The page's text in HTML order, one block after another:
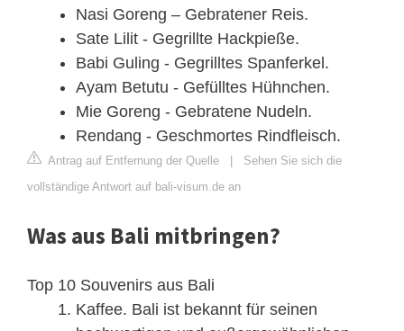
Nasi Goreng – Gebratener Reis.
Sate Lilit - Gegrillte Hackpieße.
Babi Guling - Gegrilltes Spanferkel.
Ayam Betutu - Gefülltes Hühnchen.
Mie Goreng - Gebratene Nudeln.
Rendang - Geschmortes Rindfleisch.
Antrag auf Entfernung der Quelle | Sehen Sie sich die
vollständige Antwort auf bali-visum.de an
Was aus Bali mitbringen?
Top 10 Souvenirs aus Bali
Kaffee. Bali ist bekannt für seinen